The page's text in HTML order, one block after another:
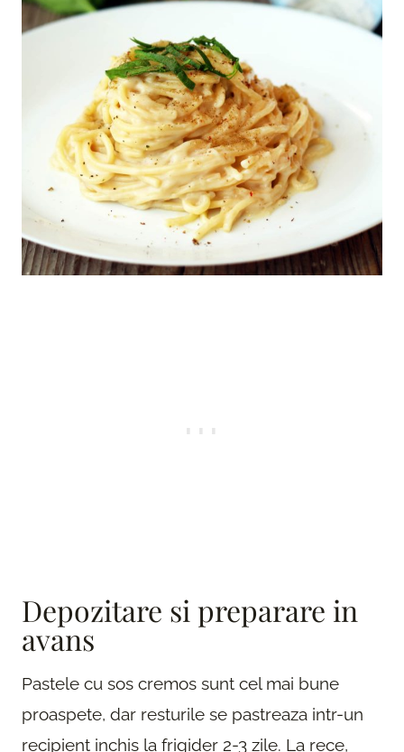
Depozitare si preparare in
avans
Pastele cu sos cremos sunt cel mai bune
proaspete, dar resturile se pastreaza intr-un
recipient inchis la frigider 2-3 zile. La rece,